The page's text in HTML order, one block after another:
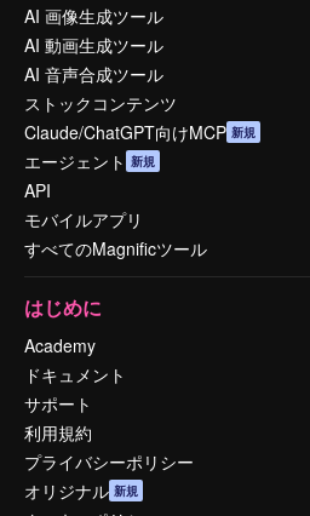
AI 画像生成ツール
AI 動画生成ツール
AI 音声合成ツール
ストックコンテンツ
Claude/ChatGPT向けMCP 新規
エージェント 新規
API
モバイルアプリ
すべてのMagnificツール
はじめに
Academy
ドキュメント
サポート
利用規約
プライバシーポリシー
オリジナル 新規